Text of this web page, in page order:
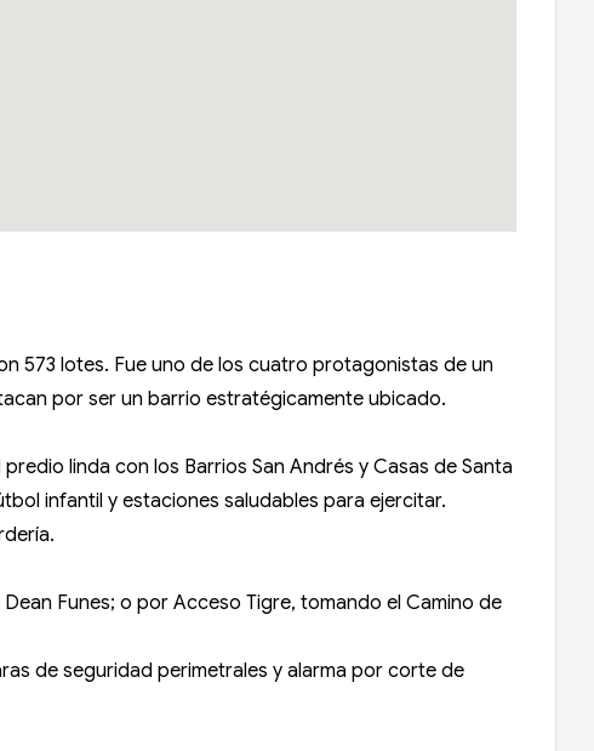
573 lotes. Fue uno de los cuatro protagonistas de un
por ser un barrio estratégicamente ubicado.
linda con los Barrios San Andrés y Casas de Santa
infantil y estaciones saludables para ejercitar.
Funes; o por Acceso Tigre, tomando el Camino de
de seguridad perimetrales y alarma por corte de